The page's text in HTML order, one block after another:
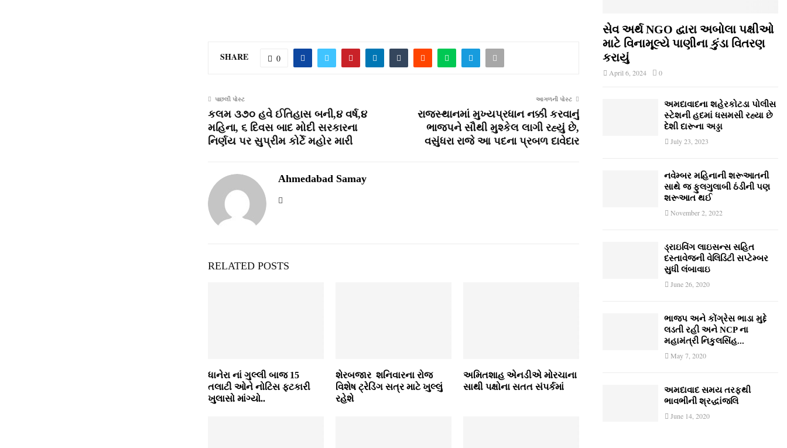
SHARE 0
પાછલી પોસ્ટ
કલમ ૩૭૦ હવે ઈતિહાસ બની,૪ વર્ષ,૪
મહિના, ૬ દિવસ બાદ મોદી સરકારના
નિર્ણય પર સુપ્રીમ કોર્ટે મહોર મારી
આગળની પોસ્ટ
રાજસ્થાનમાં મુખ્યપ્રધાન નક્કી કરવાનું
ભાજપને સૌથી મુશ્કેલ લાગી રહ્યું છે,
વસુંધરા રાજે આ પદના પ્રબળ દાવેદાર
Ahmedabad Samay
RELATED POSTS
ધાનેરા નાં ગુલ્લી બાજ 15
તલાટી ઓને નોટિસ ફ્ટકારી
ખુલાસો માંગ્યો..
શેરબજાર શનિવારના રોજ
વિશેષ ટ્રેડિંગ સત્ર માટે ખુલ્લું
રહેશે
અમિતશાહ એનડીએ મોરચાના
સાથી પક્ષોના સતત સંપર્કમાં
સેવ અર્થ NGO દ્વારા અબોલા પક્ષીઓ
માટે વિનામૂલ્યે પાણીના કુંડા વિતરણ
કરાયું
April 6, 2024 0
અમદાવાદના શહેરકોટડા પોલીસ
સ્ટેશની હદમાં ધસમસી રહ્યા છે
દેશી દારૂના અડ્ડા
July 23, 2023
નવેમ્‍બર મહિનાની શરૂઆતની
સાથે જ ફુલગુલાબી ઠંડીની પણ
શરૂઆત થઈ
November 2, 2022
ડ્રાઇવિંગ લાઇસન્સ સહિત
દસ્તાવેજની વેલિડિટી સપ્ટેમ્બર
સુધી લંબાવાઇ
June 26, 2020
ભાજપ અને કોંગ્રેસ ભાડા મુદ્દે
લડતી રહી અને NCP ના
મહામંત્રી નિકુલસિંહ...
May 7, 2020
અમદાવાદ સમય તરફથી
ભાવભીની શ્રદ્ધાંજલિ
June 14, 2020